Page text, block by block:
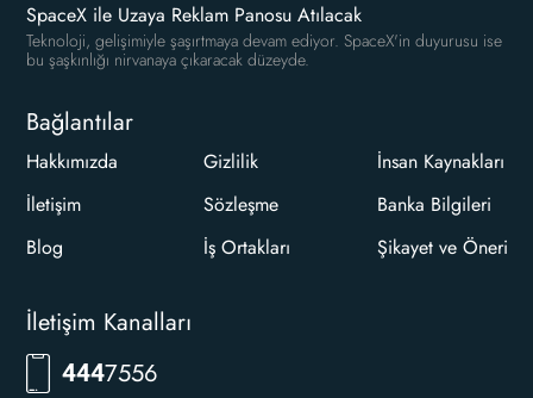
SpaceX ile Uzaya Reklam Panosu Atılacak
Teknoloji, gelişimiyle şaşırtmaya devam ediyor. SpaceX'in duyurusu ise
bu şaşkınlığı nirvanaya çıkaracak düzeyde.
Bağlantılar
Hakkımızda
İletişim
Blog
Gizlilik
Sözleşme
İş Ortakları
İnsan Kaynakları
Banka Bilgileri
Şikayet ve Öneri
İletişim Kanalları
4447556